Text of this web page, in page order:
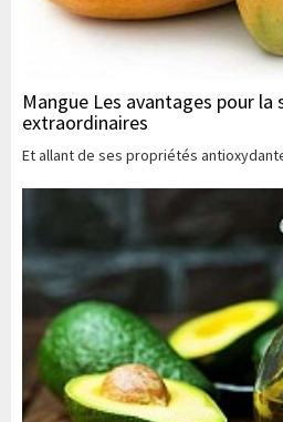
Mangue Les avantages pour
extraordinaires
Et allant de ses propriétés